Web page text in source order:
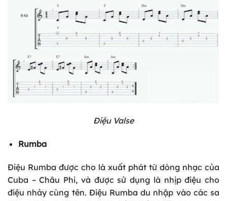
Điệu Valse
Rumba
Điệu Rumba được cho là xuất phát từ dòng nhạc của
Cuba – Châu Phi, và được sử dụng là nhịp điệu cho
điệu nhảy cùng tên. Điệu Rumba du nhập vào các sa